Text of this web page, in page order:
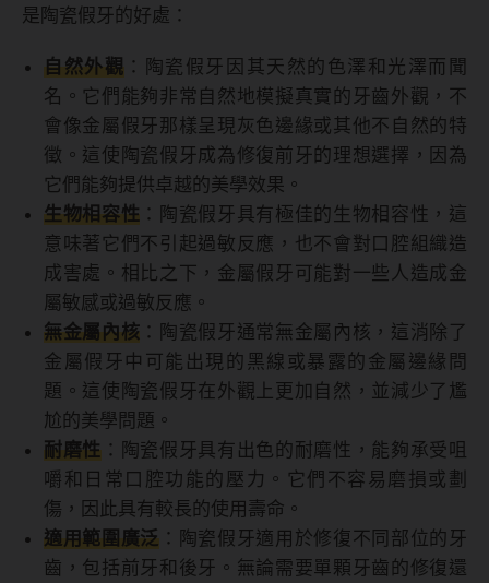
是陶瓷假牙的好處：
自然外觀 ：陶瓷假牙因其天然的色澤和光澤而聞
名。它們能夠非常自然地模擬真實的牙齒外觀，不
會像金屬假牙那樣呈現灰色邊緣或其他不自然的特
徵。這使陶瓷假牙成為修復前牙的理想選擇，因為
它們能夠提供卓越的美學效果。
生物相容性 ：陶瓷假牙具有極佳的生物相容性，這
意味著它們不引起過敏反應，也不會對口腔組織造
成害處。相比之下，金屬假牙可能對一些人造成金
屬敏感或過敏反應。
無金屬內核 ：陶瓷假牙通常無金屬內核，這消除了
金屬假牙中可能出現的黑線或暴露的金屬邊緣問
題。這使陶瓷假牙在外觀上更加自然，並減少了尷
尬的美學問題。
耐磨性 ：陶瓷假牙具有出色的耐磨性，能夠承受咀
嚼和日常口腔功能的壓力。它們不容易磨損或劃
傷，因此具有較長的使用壽命。
適用範圍廣泛 ：陶瓷假牙適用於修復不同部位的牙
齒，包括前牙和後牙。無論需要單顆牙齒的修復還